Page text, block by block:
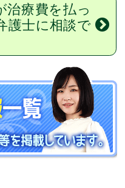
治療費を払っ
護士に相談で